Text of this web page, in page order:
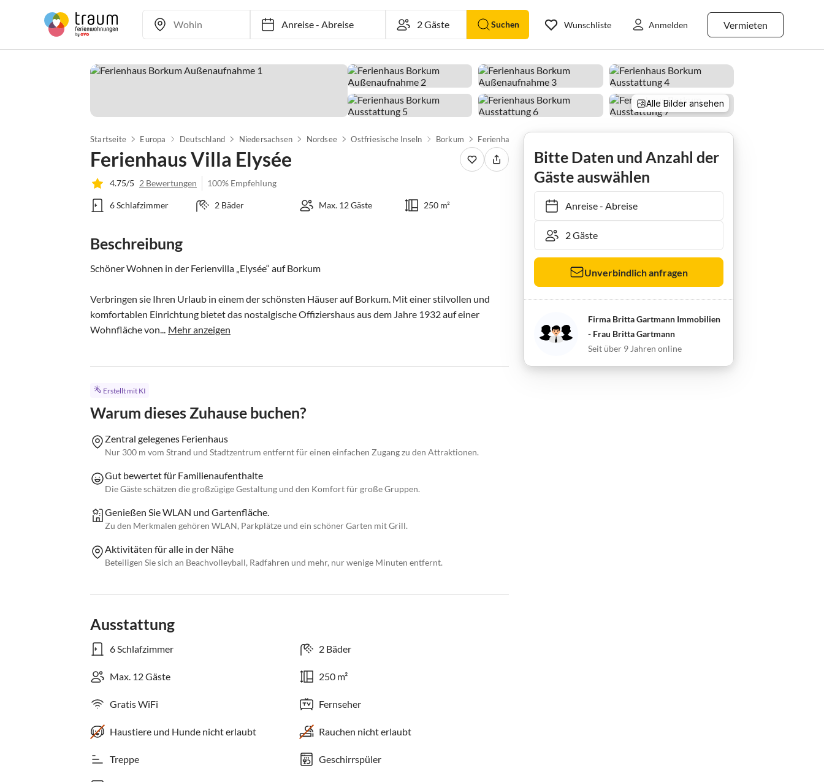
Anreise-Abreise Suchen Vermieten
Wunschliste Anmelden
Alle Bilder ansehen
Startseite Europa Deutschland Niedersachsen Nordsee Ostfriesische Inseln Borkum Ferienhaus Villa Elysée
Ferienhaus Villa Elysée
4.75/5 2 Bewertungen 100% Empfehlung
6 Schlafzimmer 2 Bäder Max. 12 Gäste 250 m²
Beschreibung
Schöner Wohnen in der Ferienvilla „Elysée“ auf Borkum
Verbringen sie Ihren Urlaub in einem der schönsten Häuser auf Borkum. Mit einer stilvollen und
komfortablen Einrichtung bietet das nostalgische Offiziershaus aus dem Jahre 1932 auf einer
Wohnfläche von... Mehr anzeigen
Erstellt mit KI
Warum dieses Zuhause buchen?
Zentral gelegenes Ferienhaus
Nur 300 m vom Strand und Stadtzentrum entfernt für einen einfachen Zugang zu den Attraktionen.
Gut bewertet für Familienaufenthalte
Die Gäste schätzen die großzügige Gestaltung und den Komfort für große Gruppen.
Genießen Sie WLAN und Gartenfläche.
Zu den Merkmalen gehören WLAN, Parkplätze und ein schöner Garten mit Grill.
Aktivitäten für alle in der Nähe
Beteiligen Sie sich an Beachvolleyball, Radfahren und mehr, nur wenige Minuten entfernt.
Ausstattung
6 Schlafzimmer 2 Bäder
Max. 12 Gäste 250 m²
Gratis WiFi Fernseher
Haustiere und Hunde nicht erlaubt Rauchen nicht erlaubt
Treppe Geschirrspüler
Bitte Daten und Anzahl der
Gäste auswählen
Anreise- Abreise
Unverbindlich anfragen
Firma Britta Gartmann Immobilien
- Frau Britta Gartmann
Seit über 9 Jahren online